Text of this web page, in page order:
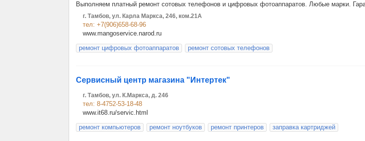
Выполняем платный ремонт сотовых телефонов и цифровых фотоаппаратов. Любые марки.
г. Тамбов, ул. Карла Маркса, 246, ком.21А
тел: +7(906)658-68-96
www.mangoservice.narod.ru
ремонт цифровых фотоаппаратов
ремонт сотовых телефонов
Сервисный центр магазина "Интертек"
г. Тамбов, ул. К.Маркса, д. 246
тел: 8-4752-53-18-48
www.it68.ru/servic.html
ремонт компьютеров
ремонт ноутбуков ремонт принтеров заправка картриджей